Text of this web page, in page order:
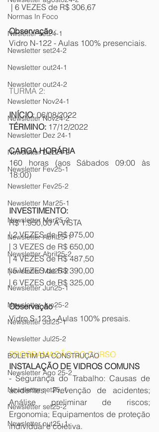
Normas In Foco
Nwsletter set24-1
Newsletter set24-2
Newsletter out24-1
Newsletter out24-2
Newsletter Nov24-1
Newsletter Nov24-2
Newsletter Dez 24-1
Newsletter Dez24-2
Newsletter Fev25-1
Newsletter Fev25-2
Newsletter Mar25-1
Newsletter Mar25-2
Newsletter Abril25-1
Newsletter Abril25-2
Newsletter Mai25-2
Newsletter Jun25-1
Newsletter Jun25-2
Newsletter Jul25-1
Newsletter Jul25-2
BOLETIM DA CONSTRUÇÃO
Newsletter Ago 25-2
Newsletter set25_1
Newsletter set25-2
Newsletter out25_1
| 6 VEZES de R$ 306,67
Observação :
Vidro N-122 - Aulas 100% presenciais.
TURMA 2:
INÍCIO: 06/08/2022
TÉRMINO: 17/12/2022
CARGA HORÁRIA
160 horas (aos Sábados 09:00 às
18:00)
INVESTIMENTO:
R$ 1.950,00 À VISTA
| 2 VEZES de R$ 975,00
| 3 VEZES de R$ 650,00
| 4 VEZES de R$ 487,50
| 5 VEZES de R$ 390,00
| 6 VEZES de R$ 325,00
Observação :
Vidro S-123 - Aulas 100% presais.
PROGRAMAÇÃO DO CURSO
INSTALAÇÃO DE VIDROS COMUNS
- Segurança do Trabalho: Causas de
acidentes; Prevenção de acidentes;
Análise preliminar de riscos;
Ergonomia; Equipamentos de proteção
individual e coletiva.